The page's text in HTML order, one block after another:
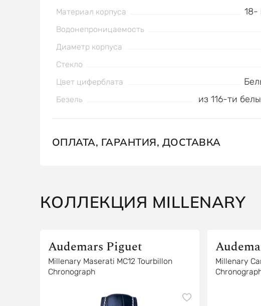
Материал корпуса 18-
Водонепроницаемость
Диаметр корпуса
Стекло
Цвет циферблата
Безель из 116-ти
ОПЛАТА, ГАРАНТИЯ, ДОСТАВКА
КОЛЛЕКЦИЯ MILLENARY
Audemars Piguet
Millenary Maserati MC12 Tourbillon
Chronograph
Millenary